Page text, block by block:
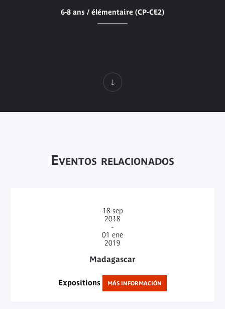
6-8 ans / élémentaire (CP-CE2)
Eventos relacionados
18 sep
2018
-
01 ene
2019
Madagascar
Expositions MÁS INFORMACIÓN